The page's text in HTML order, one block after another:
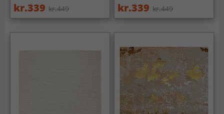
kr.339 kr.449 kr.339 kr.449